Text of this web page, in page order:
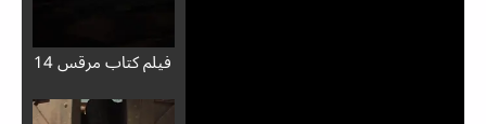
فيلم كتاب مرقس 14